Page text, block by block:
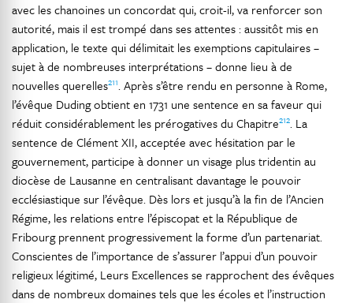
avec les chanoines un concordat qui, croit-il, va renforcer son
autorité, mais il est trompé dans ses attentes : aussitôt mis en
application, le texte qui délimitait les exemptions capitulaires –
sujet à de nombreuses interprétations – donne lieu à de
nouvelles querelles211. Après s’être rendu en personne à Rome,
l’évêque Duding obtient en 1731 une sentence en sa faveur qui
réduit considérablement les prérogatives du Chapitre212. La
sentence de Clément XII, acceptée avec hésitation par le
gouvernement, participe à donner un visage plus tridentin au
diocèse de Lausanne en centralisant davantage le pouvoir
ecclésiastique sur l’évêque. Dès lors et jusqu’à la fin de l’Ancien
Régime, les relations entre l’épiscopat et la République de
Fribourg prennent progressivement la forme d’un partenariat.
Conscientes de l’importance de s’assurer l’appui d’un pouvoir
religieux légitimé, Leurs Excellences se rapprochent des évêques
dans de nombreux domaines tels que les écoles et l’instruction